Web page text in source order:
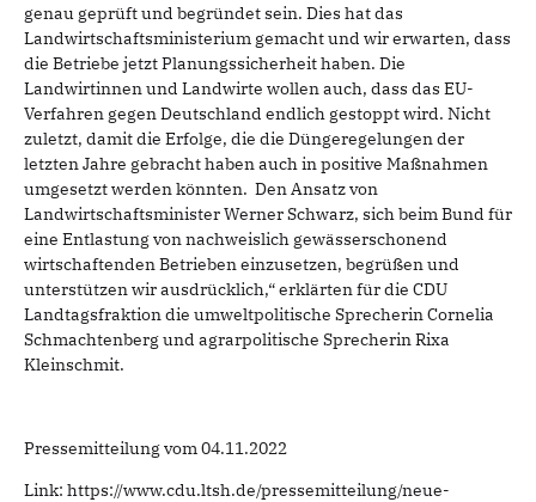
genau geprüft und begründet sein. Dies hat das
Landwirtschaftsministerium gemacht und wir erwarten, dass
die Betriebe jetzt Planungssicherheit haben. Die
Landwirtinnen und Landwirte wollen auch, dass das EU-
Verfahren gegen Deutschland endlich gestoppt wird. Nicht
zuletzt, damit die Erfolge, die die Düngeregelungen der
letzten Jahre gebracht haben auch in positive Maßnahmen
umgesetzt werden könnten. Den Ansatz von
Landwirtschaftsminister Werner Schwarz, sich beim Bund für
eine Entlastung von nachweislich gewässerschonend
wirtschaftenden Betrieben einzusetzen, begrüßen und
unterstützen wir ausdrücklich,“ erklärten für die CDU
Landtagsfraktion die umweltpolitische Sprecherin Cornelia
Schmachtenberg und agrarpolitische Sprecherin Rixa
Kleinschmit.
Pressemitteilung vom 04.11.2022
Link: https://www.cdu.ltsh.de/pressemitteilung/neue-